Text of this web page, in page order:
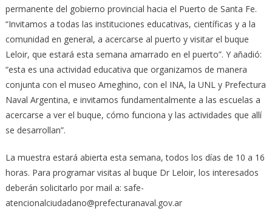
permanente del gobierno provincial hacia el Puerto de Santa Fe.
“Invitamos a todas las instituciones educativas, científicas y a la
comunidad en general, a acercarse al puerto y visitar el buque
Leloir, que estará esta semana amarrado en el puerto”. Y añadió:
“esta es una actividad educativa que organizamos de manera
conjunta con el museo Ameghino, con el INA, la UNL y Prefectura
Naval Argentina, e invitamos fundamentalmente a las escuelas a
acercarse a ver el buque, cómo funciona y las actividades que allí
se desarrollan”.
La muestra estará abierta esta semana, todos los días de 10 a 16
horas. Para programar visitas al buque Dr Leloir, los interesados
deberán solicitarlo por mail a: safe-
atencionalciudadano@prefecturanaval.gov.ar